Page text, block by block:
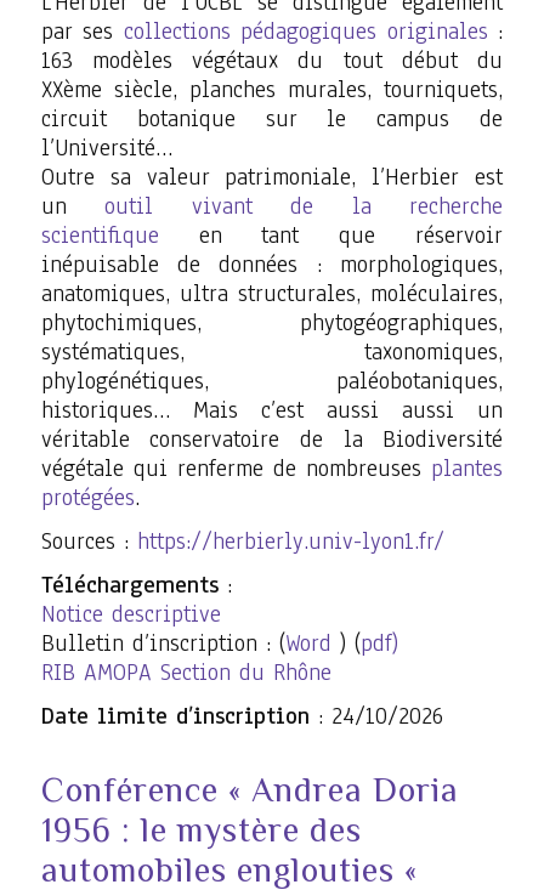
par ses collections pédagogiques originales :
163 modèles végétaux du tout début du
XXème siècle, planches murales, tourniquets,
circuit botanique sur le campus de
l’Université…
Outre sa valeur patrimoniale, l’Herbier est
unoutil vivant de la recherche
scientifique en tant que réservoir
inépuisable de données : morphologiques,
anatomiques, ultra structurales, moléculaires,
phytochimiques, phytogéographiques,
systématiques, taxonomiques,
phylogénétiques, paléobotaniques,
historiques… Mais c’est aussi aussi un
véritable conservatoire de la Biodiversité
végétale qui renferme de nombreuses plantes
protégées.
Sources : https://herbierly.univ-lyon1.fr/
Téléchargements:
Notice descriptive
Bulletin d’inscription : (Word ) (pdf)
RIB AMOPA Section du Rhône
Date limite d’inscription : 24/10/2026
Conférence « Andrea Doria
1956 : le mystère des
automobiles englouties «